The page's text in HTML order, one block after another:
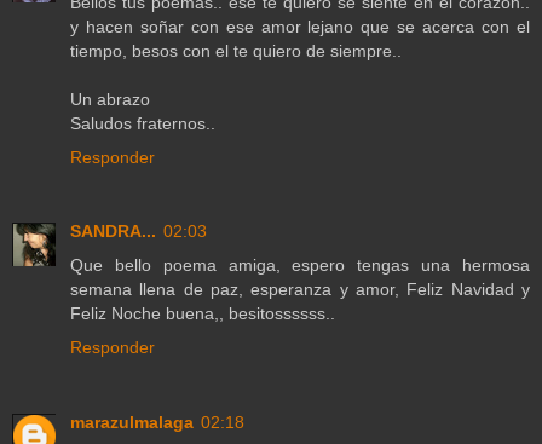
y hacen soñar con ese amor lejano que se acerca con el
tiempo, besos con el te quiero de siempre..
Un abrazo
Saludos fraternos..
Responder
SANDRA... 02:03
Que bello poema amiga, espero tengas una hermosa
semana llena de paz, esperanza y amor, Feliz Navidad y
Feliz Noche buena,, besitossssss..
Responder
marazulmalaga 02:18